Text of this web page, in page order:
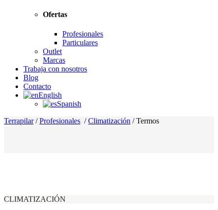
Ofertas
Profesionales
Particulares
Outlet
Marcas
Trabaja con nosotros
Blog
Contacto
English
Spanish
Terrapilar/Profesionales /Climatización /Termos
CLIMATIZACIÓN